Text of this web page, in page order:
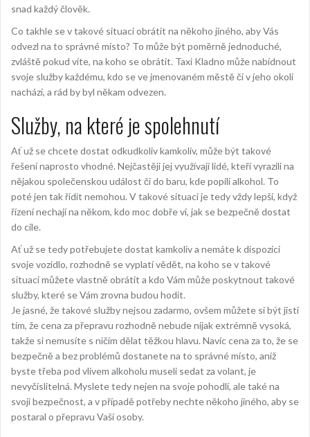
snad každý člověk.
Co takhle se v takové situaci obrátit na někoho jiného, aby Vás
odvezl na to správné místo? To může být poměrně jednoduché,
zvláště pokud víte, na koho se obrátit. Taxi Kladno může nabídnout
svoje služby každému, kdo se ve jmenovaném městě či v jeho okolí
nachází, a rád by byl někam odvezen.
Služby, na které je spolehnutí
Ať už se chcete dostat odkudkoliv kamkoliv, může být takové
řešení naprosto vhodné. Nejčastěji jej využívají lidé, kteří vyrazili na
nějakou společenskou událost či do baru, kde popili alkohol. To
poté jen tak řídit nemohou. V takové situaci je tedy vždy lepší, když
řízení nechají na někom, kdo moc dobře ví, jak se bezpečně dostat
do cíle.
Ať už se tedy potřebujete dostat kamkoliv a nemáte k dispozici
svoje vozidlo, rozhodně se vyplatí vědět, na koho se v takové
situaci můžete vlastně obrátit a kdo Vám může poskytnout takové
služby, které se Vám zrovna budou hodit.
Je jasné, že takové služby nejsou zadarmo, ovšem můžete si být jistí
tím, že cena za přepravu rozhodně nebude nijak extrémně vysoká,
takže si nemusíte s ničím dělat těžkou hlavu. Navíc cena za to, že se
bezpečně a bez problémů dostanete na to správné místo, aniž
byste třeba pod vlivem alkoholu museli sedat za volant, je
nevyčíslitelná. Myslete tedy nejen na svoje pohodlí, ale také na
svoji bezpečnost, a v případě potřeby nechte někoho jiného, aby se
postaral o přepravu Vaší osoby.